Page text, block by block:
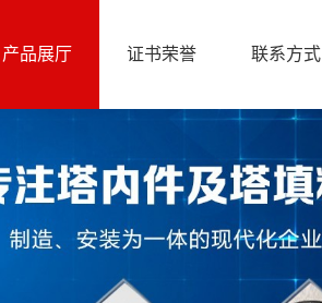
产品展厅 证书荣誉 联系方式